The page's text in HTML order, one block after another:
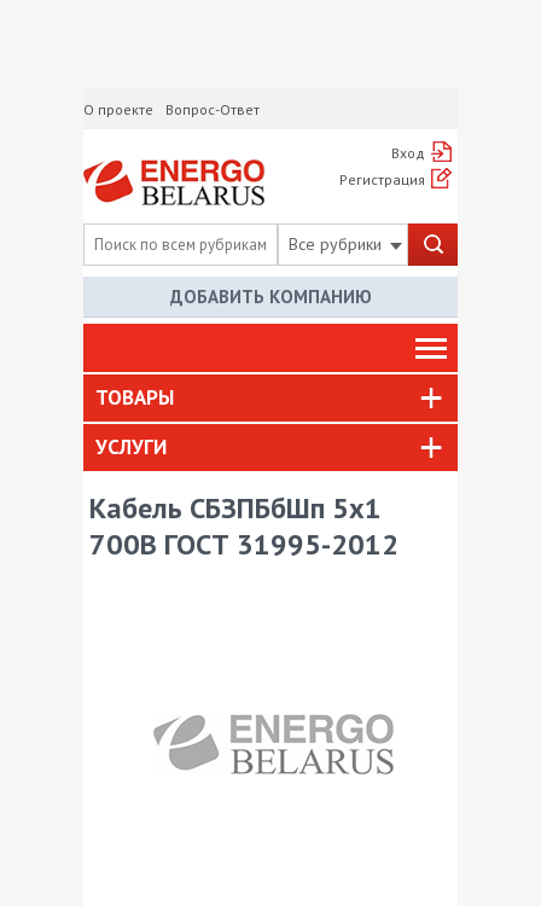
О проекте Вопрос-Ответ
Вход
Регистрация
Все рубрики
ДОБАВИТЬ КОМПАНИЮ
ТОВАРЫ
УСЛУГИ
Кабель СБЗПБбШп 5х1
700В ГОСТ 31995-2012